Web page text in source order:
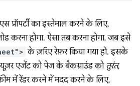
प्रॉपर्टी का इस्तेमाल करने के लिए,
करना होगा. ऐसा तब करना होगा, जब इसे
के ज़रिए रेफ़र किया गया हो. इसके
यूज़र एजेंट को पेज के बैकग्राउंड को तुरंत,
में रेंडर करने में मदद करने के लिए,